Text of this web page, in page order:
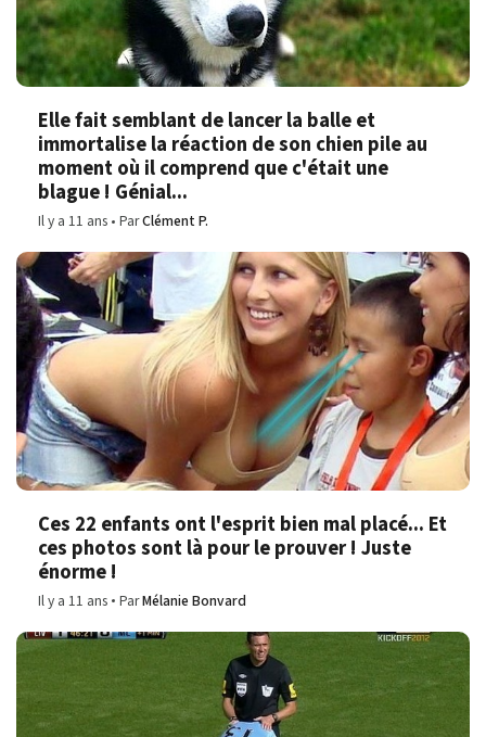
Elle fait semblant de lancer la balle et
immortalise la réaction de son chien pile au
moment où il comprend que c'était une
blague ! Génial...
Il y a 11 ans ParClément P.
Ces 22 enfants ont l'esprit bien mal placé... Et
ces photos sont là pour le prouver ! Juste
énorme !
Il y a 11 ans ParMélanie Bonvard